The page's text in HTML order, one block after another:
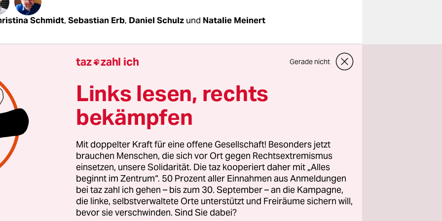
Schmidt, Sebastian Erb, Daniel Schulz und Natalie Meinert
Vorpommern hatte Munition von Bundeswehr, Zoll,
und Polizeibehörden aus mindestens sieben
bei sich gehortet. Bis heute ist unklar, wie genau er an
kam. Recherchen der taz ergeben, dass ein Schießplatz
Vorpommern als Umschlagplatz gedient haben
Gelände der Firma Baltic Shooters in Güstrow
von Polizeien und Eliteeinheiten der
österreichische Spezialkräfte und SWAT-Teams aus den
Polizist Marko G., wurde Ende 2019erstinstanzlich auf
taz zahl ich Gerade nicht
Links lesen, rechts
bekämpfen
Mit doppelter Kraft für eine offene Gesellschaft! Besonders jetzt
brauchen Menschen, die sich vor Ort gegen Rechtsextremismus
einsetzen, unsere Solidarität. Die taz kooperiert daher mit „Alles
beginnt im Zentrum“. 50 Prozent aller Einnahmen aus Anmeldungen
bei taz zahl ich gehen – bis zum 30. September – an die Kampagne,
die linke, selbstverwaltete Orte unterstützt und Freiräume sichern will,
bevor sie verschwinden. Sind Sie dabei?